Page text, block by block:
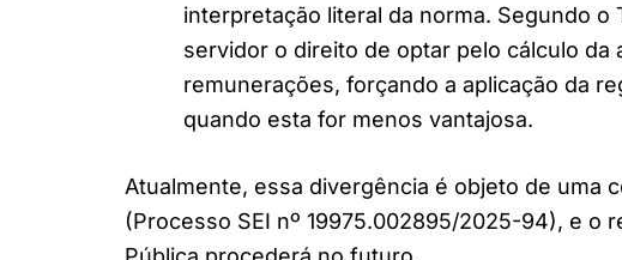
interpretação literal da norma. Segundo o
servidor o direito de optar pelo cálculo da
remunerações, forçando a aplicação da
quando esta for menos vantajosa.
Atualmente, essa divergência é objeto de uma
(Processo SEI nº 19975.002895/2025-94), e o